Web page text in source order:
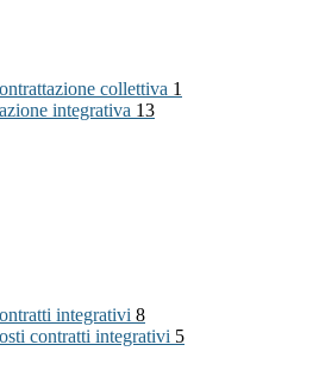
collettiva 1
integrativa 13
integrativi 8
contratti integrativi 5